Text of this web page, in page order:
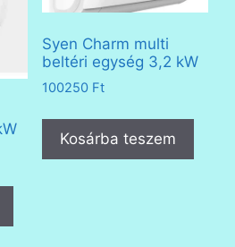
Syen Charm multi
beltéri egység 3,2 kW
100250 Ft
Kosárba teszem